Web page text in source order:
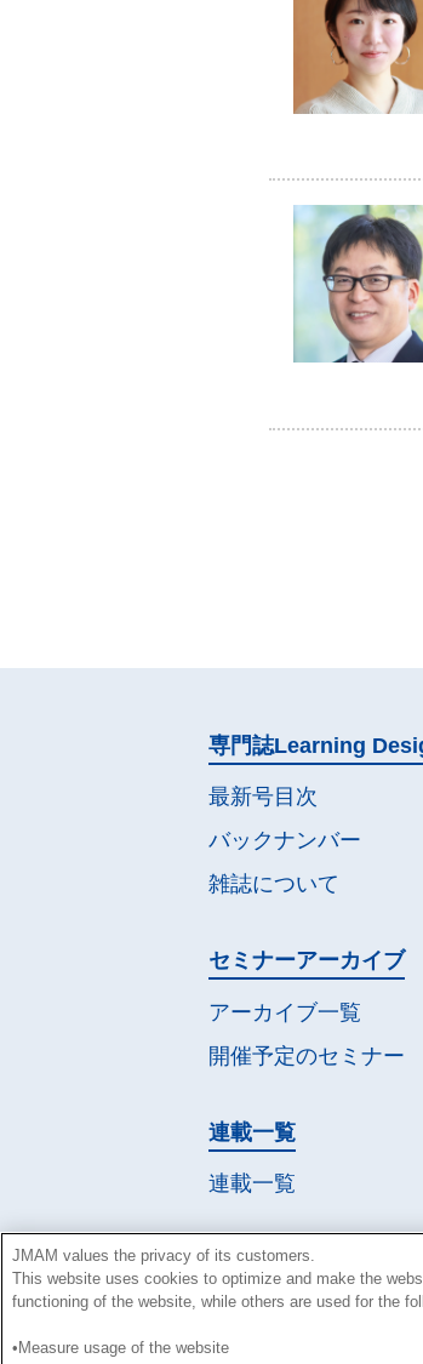
専門誌Learning
最新号目次
バックナンバー
雑誌について
セミナーアーカイブ
アーカイブ一覧
開催予定のセミナー
連載一覧
連載一覧
JMAM values the privacy of its customers.
This website uses cookies to optimize and make the
functioning of the website, while others are used for the
•Measure usage of the website